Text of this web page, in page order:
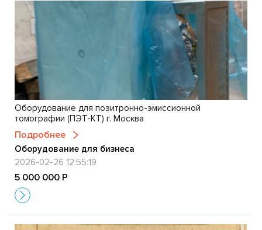
Оборудование для позитронно-эмиссионной
томографии (ПЭТ-КТ) г. Москва
Подробнее
Оборудование для бизнеса
2026-02-26 12:55:19
5 000 000 Р